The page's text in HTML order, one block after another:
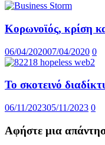
Κορωνοϊός, κρίση
06/04/202007/04/2020 0
Το σκοτεινό
06/11/202305/11/2023 0
Αφήστε μια